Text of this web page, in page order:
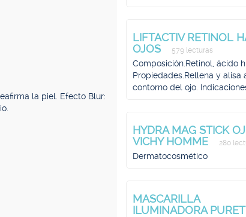
la piel. Efecto Blur:
LIFTACTIV RETINOL
OJOS
579 lecturas
Composición.Retinol, ácido
Propiedades.Rellena y alisa
contorno del ojo.
HYDRA MAG STICK
VICHY HOMME
280
Dermatocosmético
MASCARILLA
ILUMINADORA